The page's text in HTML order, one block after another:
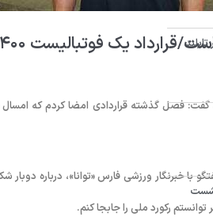
فوتبالیست ۴۰۰ برابر من است!
با خبرنگار ورزشی فارس «توانا»، درباره
رکورد ملی را جابجا کنم.